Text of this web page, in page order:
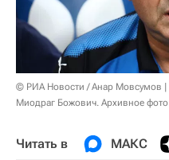
© РИА Новости / Анар Мовсумов
Миодраг Божович. Архивное фото
Читать в МАКС